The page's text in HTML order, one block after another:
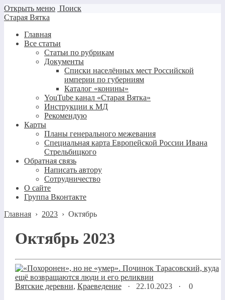
Открыть меню Поиск
Старая Вятка
Главная
Все статьи
Статьи по рубрикам
Документы
Списки населённых мест Российской
империи по губерниям
Каталог «конины»
YouTube канал «Старая Вятка»
Инструкции к МД
Рекомендую
Карты
Планы генерального межевания
Специальная карта Европейской России Ивана
Стрельбицкого
Обратная связь
Написать автору
Сотрудничество
О сайте
Группа Вконтакте
Главная › 2023 › Октябрь
Октябрь 2023
Вятские деревни, Краеведение· 22.10.2023· 0